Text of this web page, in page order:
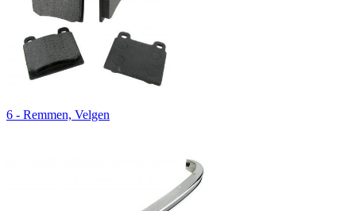
6 - Remmen, Velgen